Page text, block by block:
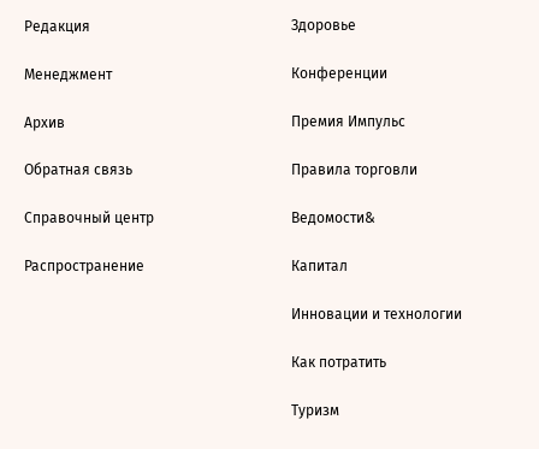
Редакция
Менеджмент
Архив
Обратная связь
Справочный центр
Распространение
Здоровье
Конференции
Премия Импульс
Правила торговли
Ведомости&
Капитал
Инновации и технологии
Как потратить
Туризм